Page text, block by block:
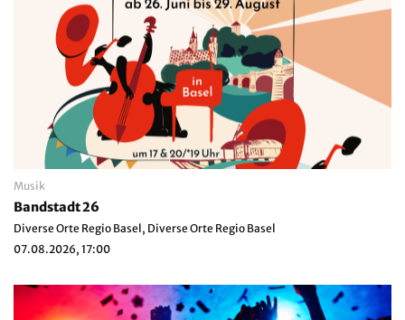
Musik
Bandstadt 26
Diverse Orte Regio Basel, Diverse Orte Regio Basel
07.08.2026, 17:00